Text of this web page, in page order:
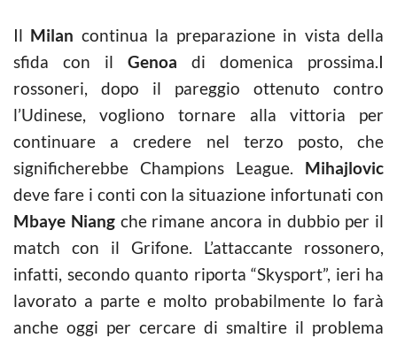
Il Milan continua la preparazione in vista della
sfida con il Genoa di domenica prossima.I
rossoneri, dopo il pareggio ottenuto contro
l’Udinese, vogliono tornare alla vittoria per
continuare a credere nel terzo posto, che
significherebbe Champions League. Mihajlovic
deve fare i conti con la situazione infortunati con
Mbaye Niangche rimane ancora in dubbio per il
match con il Grifone. L’attaccante rossonero,
infatti, secondo quanto riporta “Skysport”, ieri ha
lavorato a parte e molto probabilmente lo farà
anche oggi per cercare di smaltire il problema